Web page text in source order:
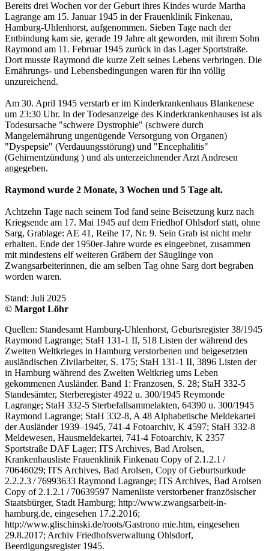
Bereits drei Wochen vor der Geburt ihres Kindes wurde Martha
Lagrange am 15. Januar 1945 in der Frauenklinik Finkenau,
Hamburg-Uhlenhorst, aufgenommen. Sieben Tage nach der
Entbindung kam sie, gerade 19 Jahre alt geworden, mit ihrem Sohn
Raymond am 11. Februar 1945 zurück in das Lager Sportstraße.
Dort musste Raymond die kurze Zeit seines Lebens verbringen. Die
Ernährungs- und Lebensbedingungen waren für ihn völlig
unzureichend.
Am 30. April 1945 verstarb er im Kinderkrankenhaus Blankenese
um 23:30 Uhr. In der Todesanzeige des Kinderkrankenhauses ist als
Todesursache "schwere Dystrophie" (schwere durch
Mangelernährung ungenügende Versorgung von Organen)
"Dyspepsie" (Verdauungsstörung) und "Encephalitis"
(Gehirnentzündung ) und als unterzeichnender Arzt Andresen
angegeben.
Raymond wurde 2 Monate, 3 Wochen und 5 Tage alt.
Achtzehn Tage nach seinem Tod fand seine Beisetzung kurz nach
Kriegsende am 17. Mai 1945 auf dem Friedhof Ohlsdorf statt, ohne
Sarg, Grablage: AE 41, Reihe 17, Nr. 9. Sein Grab ist nicht mehr
erhalten. Ende der 1950er-Jahre wurde es eingeebnet, zusammen
mit mindestens elf weiteren Gräbern der Säuglinge von
Zwangsarbeiterinnen, die am selben Tag ohne Sarg dort begraben
worden waren.
Stand: Juli 2025
© Margot Löhr
Quellen: Standesamt Hamburg-Uhlenhorst, Geburtsregister 38/1945
Raymond Lagrange; StaH 131-1 II, 518 Listen der während des
Zweiten Weltkrieges in Hamburg verstorbenen und beigesetzten
ausländischen Zivilarbeiter, S. 175; StaH 131-1 II, 3896 Listen der
in Hamburg während des Zweiten Weltkrieg ums Leben
gekommenen Ausländer. Band 1: Franzosen, S. 28; StaH 332-5
Standesämter, Sterberegister 4922 u. 300/1945 Reymonde
Lagrange; StaH 332-5 Sterbefallsammelakten, 64390 u. 300/1945
Raymond Lagrange; StaH 332-8, A 48 Alphabetische Meldekartei
der Ausländer 1939–1945, 741-4 Fotoarchiv, K 4597; StaH 332-8
Meldewesen, Hausmeldekartei, 741-4 Fotoarchiv, K 2357
Sportstraße DAF Lager; ITS Archives, Bad Arolsen,
Krankenhausliste Frauenklinik Finkenau Copy of 2.1.2.1 /
70646029; ITS Archives, Bad Arolsen, Copy of Geburtsurkude
2.2.2.3 / 76993633 Raymond Lagrange; ITS Archives, Bad Arolsen
Copy of 2.1.2.1 / 70639597 Namenliste verstorbener französischer
Staatsbürger, Stadt Hamburg; http://www.zwangsarbeit-in-
hamburg.de, eingesehen 17.2.2016;
http://www.glischinski.de/roots/Gastrono mie.htm, eingesehen
29.8.2017; Archiv Friedhofsverwaltung Ohlsdorf,
Beerdigungsregister 1945.